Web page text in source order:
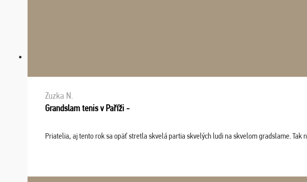
Zuzka N.
Grandslam tenis v Paříži -
Priatelia, aj tento rok sa opäť stretla skvelá partia skvelých ludi na skvelom gradslame.